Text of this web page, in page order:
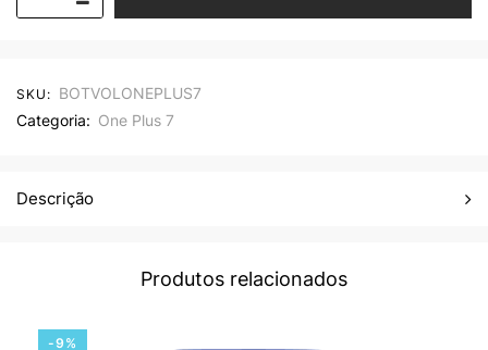
SKU: BOTVOLONEPLUS7
Categoria: One Plus 7
Descrição
Produtos relacionados
-9%